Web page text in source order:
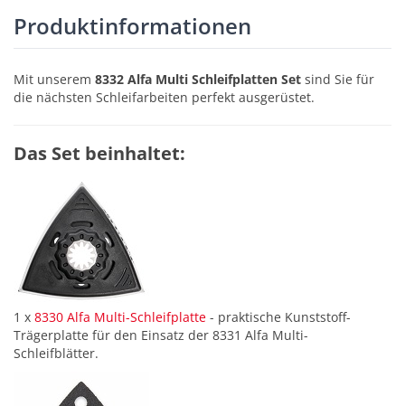
Produktinformationen
Mit unserem 8332 Alfa Multi Schleifplatten Set sind Sie für
die nächsten Schleifarbeiten perfekt ausgerüstet.
Das Set beinhaltet:
1 x 8330 Alfa Multi-Schleifplatte - praktische Kunststoff-
Trägerplatte für den Einsatz der 8331 Alfa Multi-
Schleifblätter.